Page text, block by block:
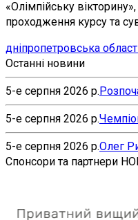
«Олімпійську
проходження курсу та
дніпропетровська
Останні новини
5-е серпня 2026 р.
5-е серпня 2026 р.
5-е серпня 2026 р.Олег
Спонсори та партнери